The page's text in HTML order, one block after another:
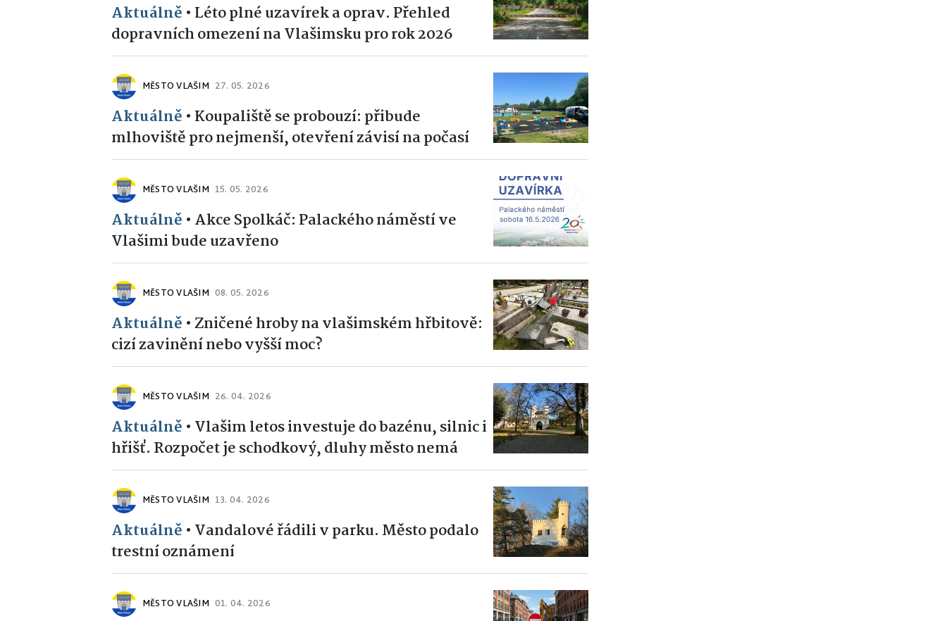
Aktuálně • Léto plné uzavírek a oprav. Přehled
dopravních omezení na Vlašimsku pro rok 2026
MĚSTO VLAŠIM 27. 05. 2026
Aktuálně • Koupaliště se probouzí: přibude
mlhoviště pro nejmenší, otevření závisí na počasí
MĚSTO VLAŠIM 15. 05. 2026
Aktuálně • Akce Spolkáč: Palackého náměstí ve
Vlašimi bude uzavřeno
MĚSTO VLAŠIM 08. 05. 2026
Aktuálně • Zničené hroby na vlašimském hřbitově:
cizí zavinění nebo vyšší moc?
MĚSTO VLAŠIM 26. 04. 2026
Aktuálně • Vlašim letos investuje do bazénu, silnic i
hřišť. Rozpočet je schodkový, dluhy město nemá
MĚSTO VLAŠIM 13. 04. 2026
Aktuálně • Vandalové řádili v parku. Město podalo
trestní oznámení
MĚSTO VLAŠIM 01. 04. 2026